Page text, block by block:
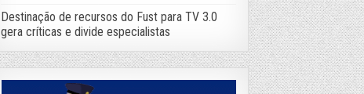
Destinação de recursos do Fust para TV 3.0
gera críticas e divide especialistas